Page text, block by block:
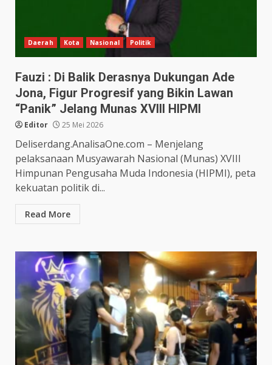
Daerah Kota Nasional Politik
Fauzi : Di Balik Derasnya Dukungan Ade
Jona, Figur Progresif yang Bikin Lawan
“Panik” Jelang Munas XVIII HIPMI
Editor 25 Mei 2026
Deliserdang.AnalisaOne.com – Menjelang
pelaksanaan Musyawarah Nasional (Munas) XVIII
Himpunan Pengusaha Muda Indonesia (HIPMI), peta
kekuatan politik di...
Read More